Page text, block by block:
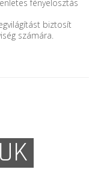
fényelosztás
biztosít
számára.